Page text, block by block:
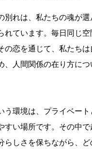
別れは、私たちの魂が
れています。毎日同じ
の恋を通じて、私たち
、人間関係の在り方に
う環境は、プライベー
すい場所です。その中
らしさを保ちながら、